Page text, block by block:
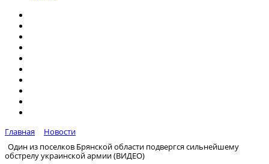
Главная
Новости
Один из поселков Брянской области подвергся сильнейшему
обстрелу украинской армии (ВИДЕО)